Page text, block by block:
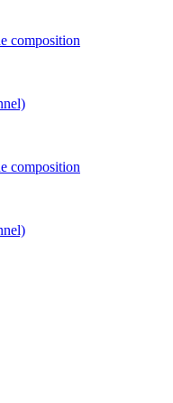
composition
composition